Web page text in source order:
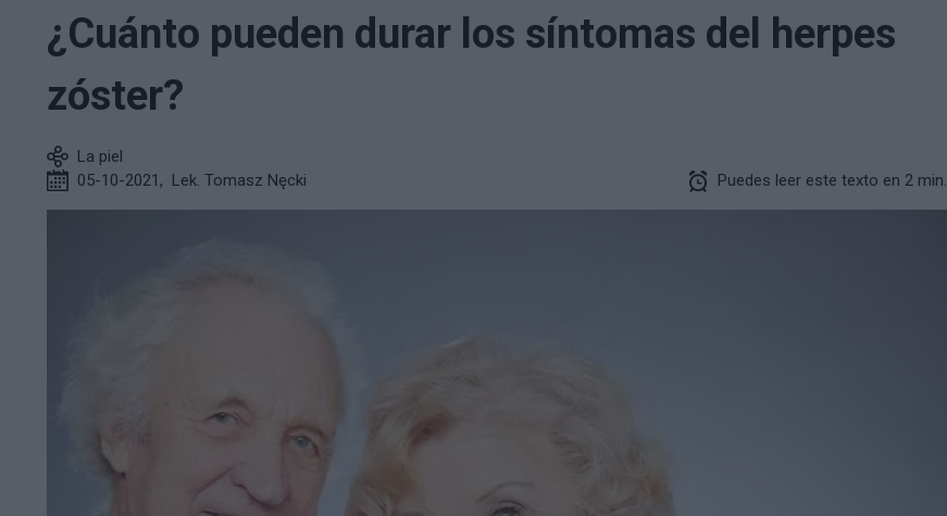
¿Cuánto pueden durar los síntomas del herpes
zóster?
La piel
05-10-2021 , Lek. Tomasz Nęcki Puedes leer este texto en 2 min.